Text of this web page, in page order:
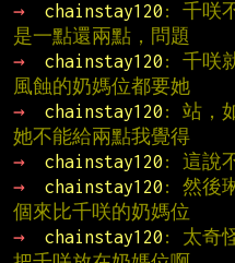
→
chainstay120 : 千咲
是一點還兩點，問題
→
chainstay120 : 千咲
風蝕的奶媽位都要她
→
chainstay120 : 站，
她不能給兩點我覺得
→
chainstay120 : 這說
→
chainstay120 : 然後
個來比千咲的奶媽位
→
chainstay120 : 太奇